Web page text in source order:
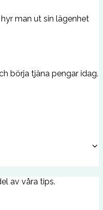
hyr man ut sin lägenhet
börja tjäna pengar idag.
av våra tips.